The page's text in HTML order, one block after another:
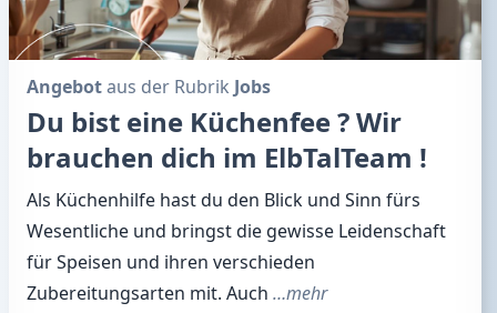
Angebotaus der Rubrik Jobs
Du bist eine Küchenfee ? Wir
brauchen dich im ElbTalTeam !
Als Küchenhilfe hast du den Blick und Sinn fürs
Wesentliche und bringst die gewisse Leidenschaft
für Speisen und ihren verschieden
Zubereitungsarten mit. Auch …mehr